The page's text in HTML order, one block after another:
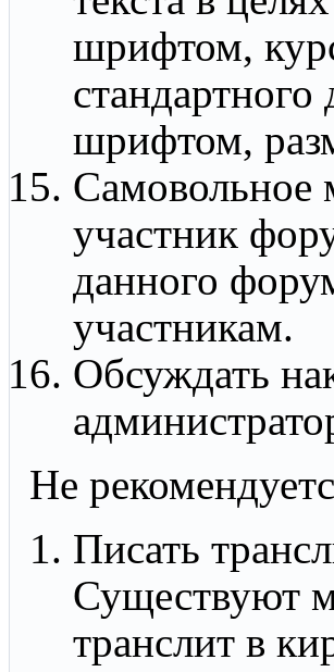
шрифтом,
шрифтом,
Самовольное
участник
данного
участникам.
Обсуждать
Не
Писать
Существуют
транслит в